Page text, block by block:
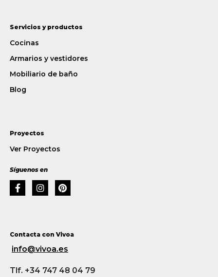
Servicios y productos
Cocinas
Armarios y vestidores
Mobiliario de baño
Blog
Proyectos
Ver Proyectos
Síguenos en
Contacta con Vivoa
info@vivoa.es
Tlf. +34 747 48 04 79